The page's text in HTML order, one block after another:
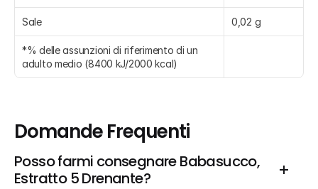
Sale 0,02 g
*% delle assunzioni di riferimento di un
adulto medio (8400 kJ/2000 kcal)
Domande Frequenti
Posso farmi consegnare Babasucco,
Estratto 5 Drenante?